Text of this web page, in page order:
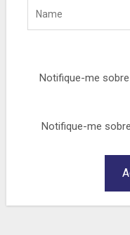
Notifique-me
Notifique-me